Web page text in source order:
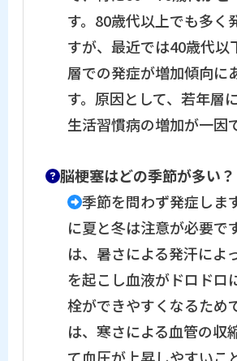
す。80歳代以上でも多く
すが、最近では40歳代以
層での発症が増加傾向に
す。原因として、若年層
生活習慣病の増加が一因
脳梗塞はどの季節が多い？
季節を問わず発症しま
に夏と冬は注意が必要で
は、暑さによる発汗によ
を起こし血液がドロドロ
栓ができやすくなるため
は、寒さによる血管の収